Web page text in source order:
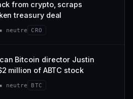
from crypto, scraps
treasury deal
▪ neutre CRO
Bitcoin director Justin
million of ABTC stock
▪ neutre BTC